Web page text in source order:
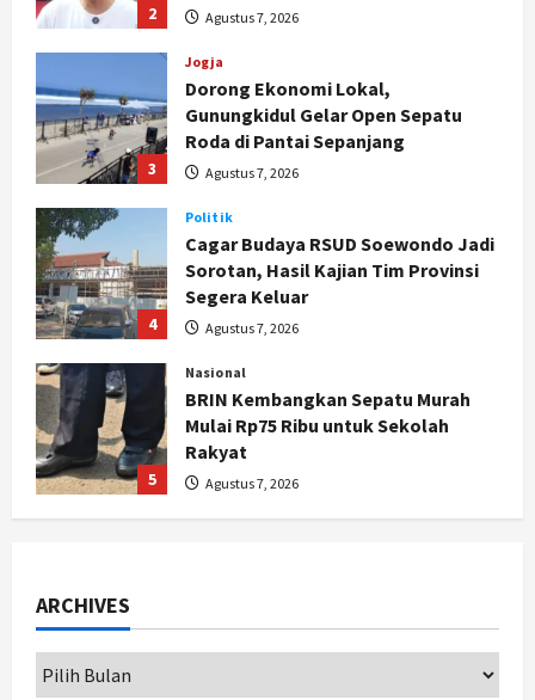
3 Agustus 7, 2026
4
Politik
Cagar Budaya RSUD Soewondo Jadi
Sorotan, Hasil Kajian Tim Provinsi
Segera Keluar
Agustus 7, 2026
5
Nasional
BRIN Kembangkan Sepatu Murah
Mulai Rp75 Ribu untuk Sekolah
Rakyat
Agustus 7, 2026
1
Politik
Hari Jadi Pati ke-703 Jadi
Momentum Kemajuan, Ini Pesan Ali
Badrudin
Agustus 8, 2026
2
ARCHIVES